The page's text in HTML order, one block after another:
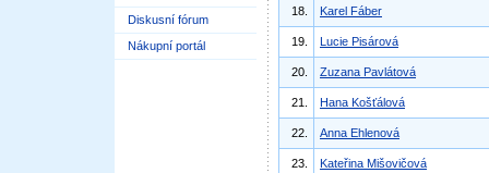
Diskusní fórum
Nákupní portál
18. Karel Fáber
19. Lucie Pisárová
20. Zuzana Pavlátová
21. Hana Košťálová
22. Anna Ehlenová
23. Kateřina Mišovičová